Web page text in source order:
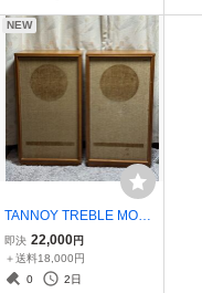
NEW
TANNOY TREBLE MONIT
OR HPD 385/8 箱のみ
即決 22,000円
＋送料18,000円
0
2日